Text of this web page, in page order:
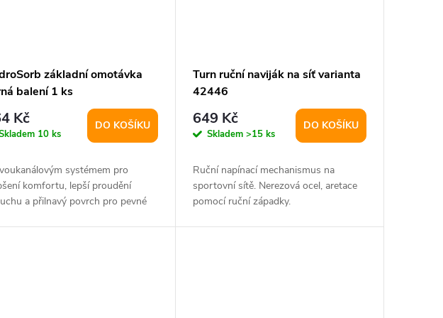
základní omotávka
balení 1 ks
Kč
10 ks
DO KOŠÍKU
systémem pro
komfortu, lepší proudění
a přilnavý povrch pro pevné
Turn ruční naviják na síť varianta
42446
649 Kč
Skladem >15 ks
DO KOŠÍKU
Ruční napínací mechanismus na
sportovní sítě. Nerezová ocel, aretace
pomocí ruční západky.